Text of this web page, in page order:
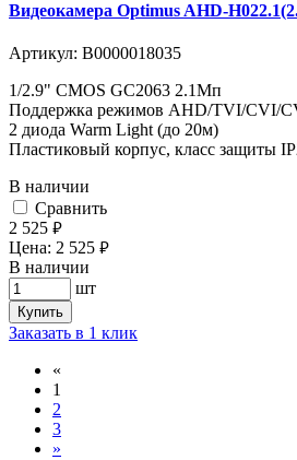
Видеокамера Optimus AHD-
Артикул: В0000018035
1/2.9" CMOS GC2063 2.1Мп
Поддержка режимов AHD/TVI/CVI/
2 диода Warm Light (до 20м)
Пластиковый корпус, класс защиты
В наличии
Cравнить
2 525 руб.
Цена: 2 525 руб.
В наличии
шт
Купить
Заказать в 1 клик
«
1
2
3
»